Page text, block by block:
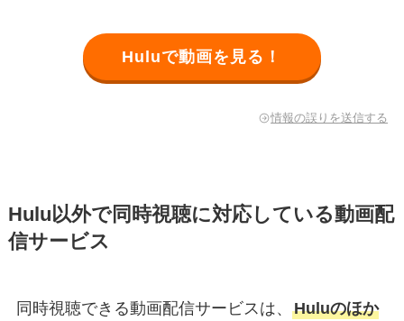
Huluで動画を見る！
情報の誤りを送信する
Hulu以外で同時視聴に対応している動画配
信サービス
同時視聴できる動画配信サービスは、 Huluのほか